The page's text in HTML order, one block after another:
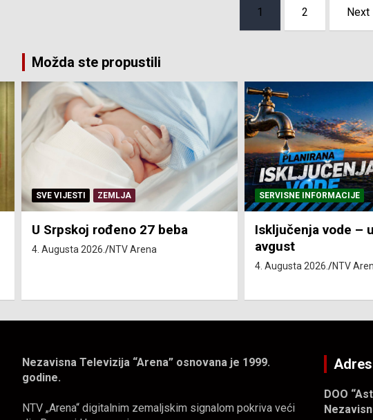
1 2 Next
Možda ste propustili
SERVISNE INFORMACIJE
Isključenja vode – utorak 4.
avgust
SERVISNE INFORMACIJE
Isključenja el.
4. avgust
4. Augusta 2026. NTV
Nezavisna Televizija “Arena” osnovana je 1999.
godine.
NTV „Arena“ digitalnim zemaljskim signalom pokriva veći
DOO